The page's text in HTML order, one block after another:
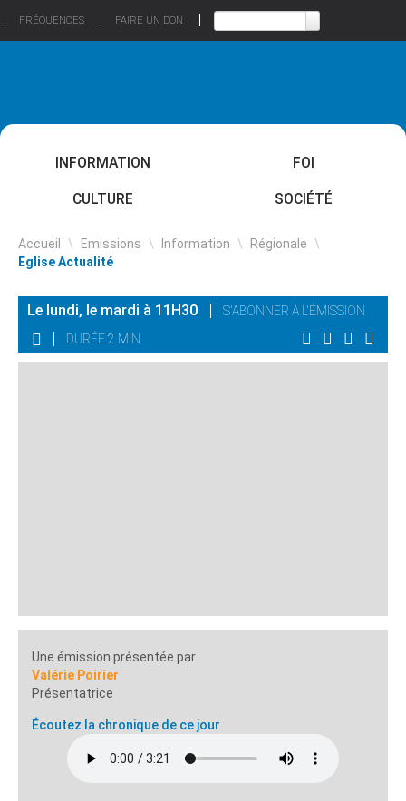
FRÉQUENCES FAIRE UN DON
INFORMATION FOI
CULTURE SOCIÉTÉ
Accueil \ Emissions \ Information \ Régionale \
Eglise Actualité
Le lundi, le mardi à 11H30
S'ABONNER À L'ÉMISSION
DURÉE 2 MIN
Une émission présentée par
Valérie Poirier
Présentatrice
Écoutez la chronique de ce jour